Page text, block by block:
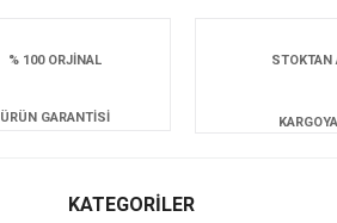
% 100 ORJİNAL
ÜRÜN GARANTİSİ
STOKTAN
KATEGORİLER